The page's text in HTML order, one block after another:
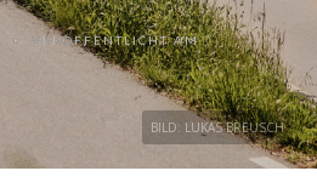
BILD: LUKAS BREUSCH
• VERÖFFENTLICHT AM